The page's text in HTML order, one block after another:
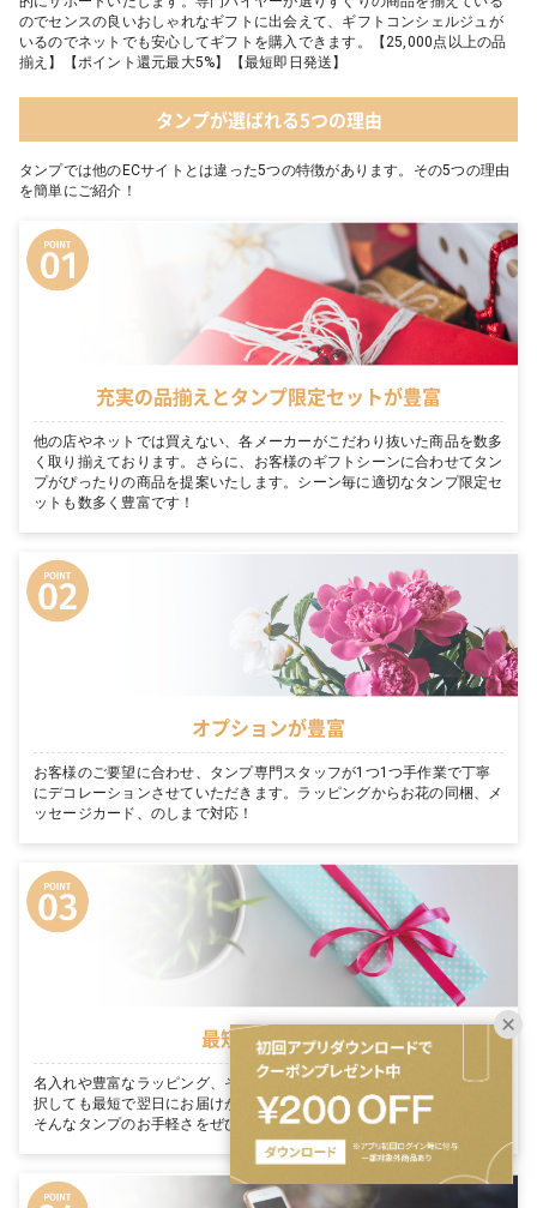
のでセンスの良いおしゃれなギフトに出会えて、ギフトコンシェルジュが
いるのでネットでも安心してギフトを購入できます。【25,000点以上の品
揃え】【ポイント還元最大5%】【最短即日発送】
タンプが選ばれる5つの理由
タンプでは他のECサイトとは違った5つの特徴があります。その5つの理由
を簡単にご紹介！
充実の品揃えとタンプ限定セットが豊富
他の店やネットでは買えない、各メーカーがこだわり抜いた商品を数多
く取り揃えております。さらに、お客様のギフトシーンに合わせてタン
プがぴったりの商品を提案いたします。シーン毎に適切なタンプ限定セ
ットも数多く豊富です！
オプションが豊富
お客様のご要望に合わせ、タンプ専門スタッフが1つ1つ手作業で丁寧
にデコレーションさせていただきます。ラッピングからお花の同梱、メ
ッセージカード、のしまで対応！
最短翌日お届け
名入れや豊富なラッピング、そのまま渡せる完璧な装飾を たくさん選
択しても最短で翌日にお届けが可能です。「今日買って、明日届く」。
そんなタンプのお手軽さをぜひご体感ください。